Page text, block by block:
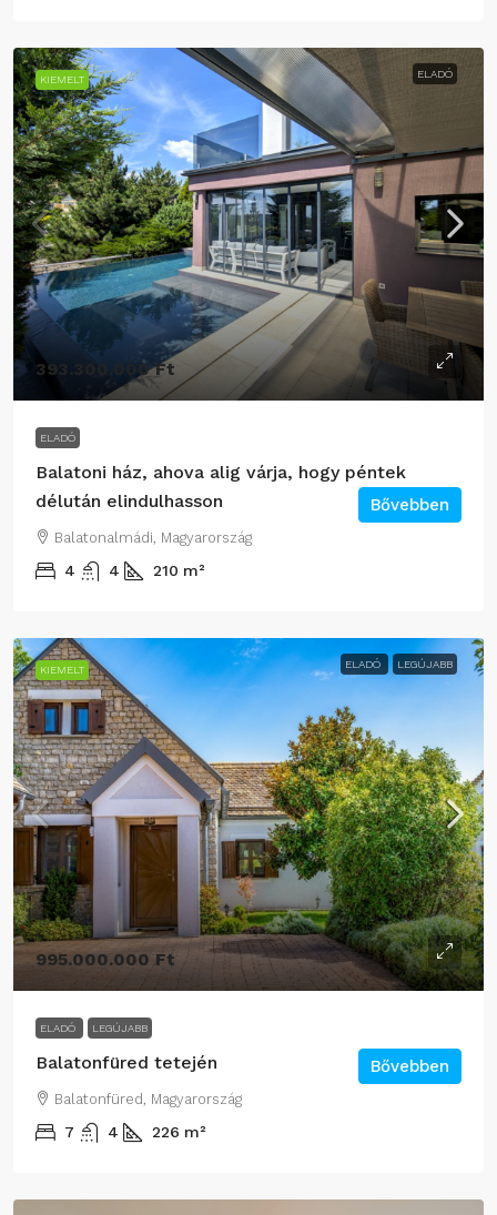
KIEMELT ELADÓ
393.300.000 Ft
ELADÓ
Balatoni ház, ahova alig várja, hogy péntek
délután elindulhasson
Balatonalmádi, Magyarország
4 4 210 m²
Bővebben
KIEMELT ELADÓ LEGÚJABB
995.000.000 Ft
ELADÓ LEGÚJABB
Balatonfüred tetején
Balatonfüred, Magyarország
7 4 226 m²
Bővebben